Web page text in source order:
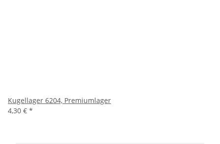
Kugellager 6204, Premiumlager
4,30 € *